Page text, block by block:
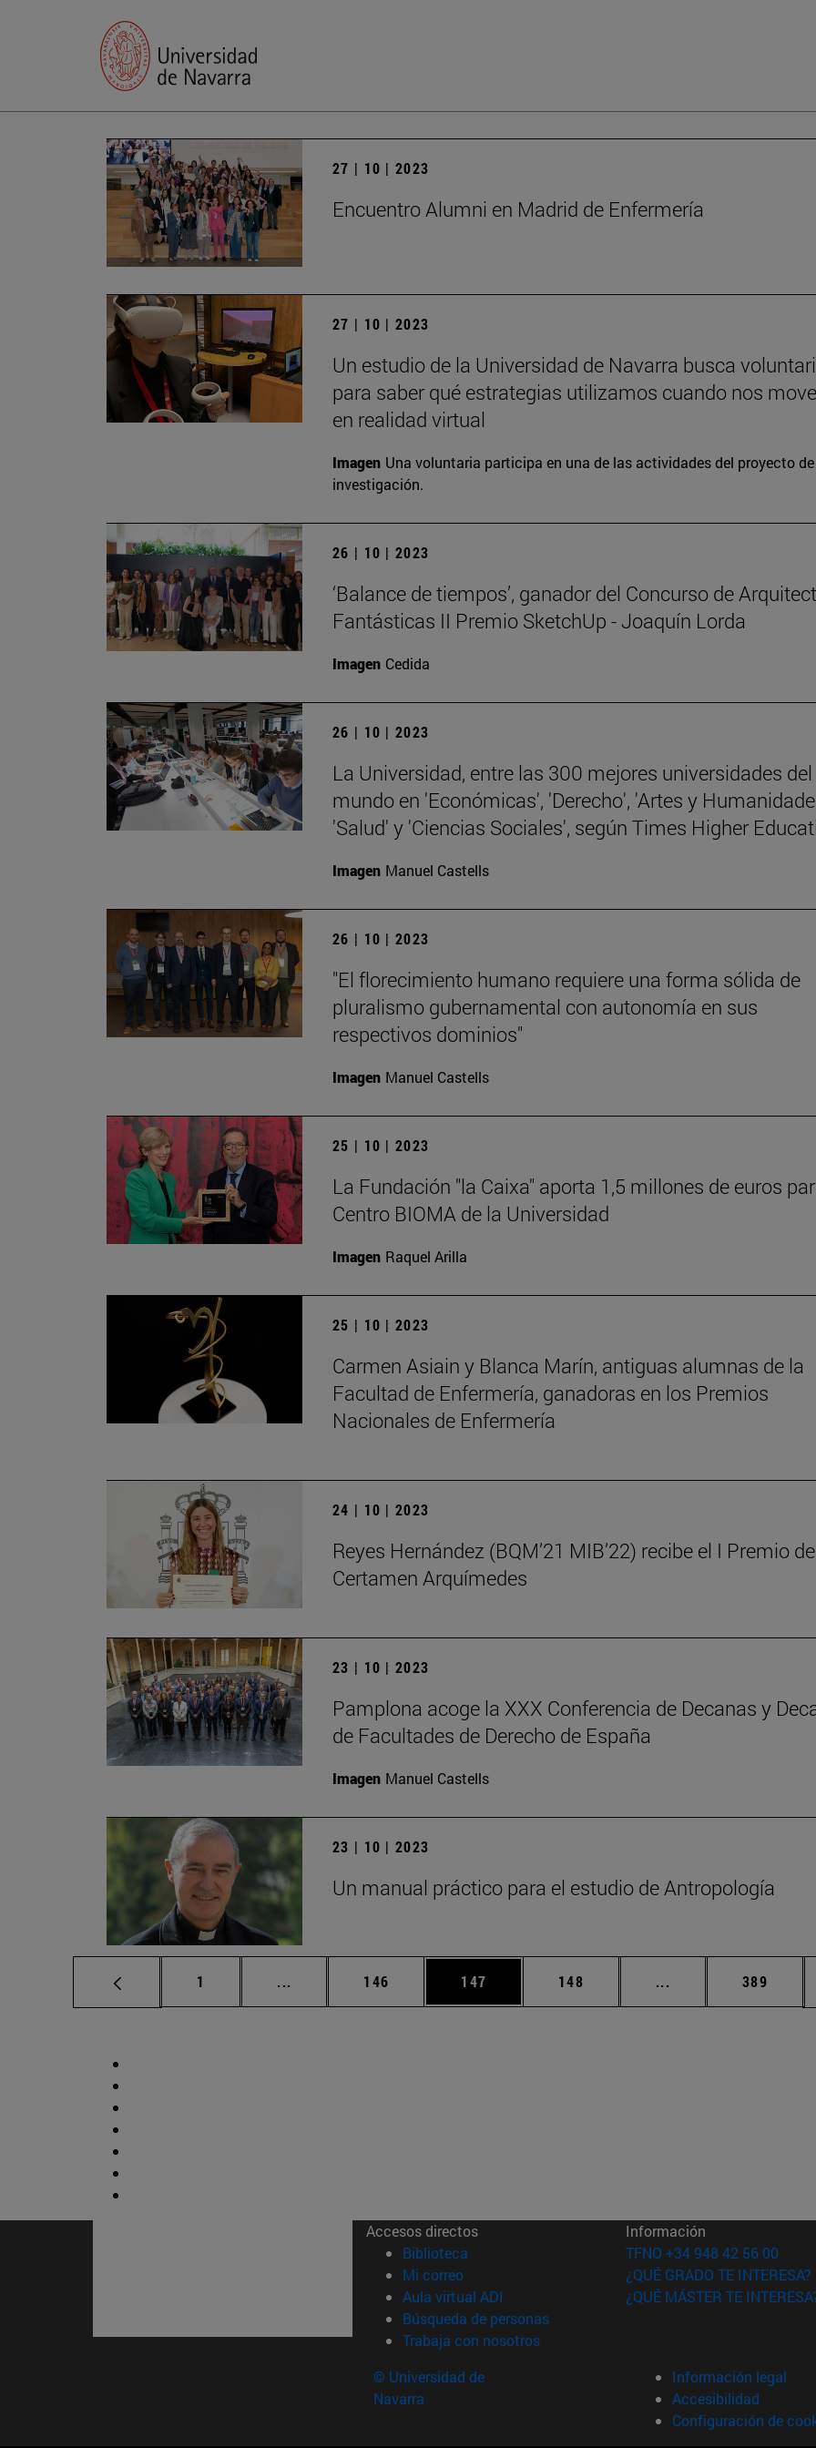
27 | 10 | 2023
Encuentro Alumni en Madrid de Enfermería
27 | 10 | 2023
Un estudio de la Universidad de Navarra busca
para saber qué estrategias utilizamos cuando nos
en realidad virtual
Imagen Una voluntaria participa en una de las actividades del proyecto de
investigación.
26 | 10 | 2023
‘Balance de tiempos’, ganador del Concurso de
Fantásticas II Premio SketchUp - Joaquín Lorda
Imagen Cedida
26 | 10 | 2023
La Universidad, entre las 300 mejores universidades del
mundo en 'Económicas', 'Derecho', 'Artes y
'Salud' y 'Ciencias Sociales', según Times Higher
Imagen Manuel Castells
26 | 10 | 2023
"El florecimiento humano requiere una forma sólida de
pluralismo gubernamental con autonomía en sus
respectivos dominios"
Imagen Manuel Castells
25 | 10 | 2023
La Fundación "la Caixa" aporta 1,5 millones de euros
Centro BIOMA de la Universidad
Imagen Raquel Arilla
25 | 10 | 2023
Carmen Asiain y Blanca Marín, antiguas alumnas de la
Facultad de Enfermería, ganadoras en los Premios
Nacionales de Enfermería
24 | 10 | 2023
Reyes Hernández (BQM’21 MIB’22) recibe el I Premio
Certamen Arquímedes
23 | 10 | 2023
Pamplona acoge la XXX Conferencia de Decanas y
de Facultades de Derecho de España
Imagen Manuel Castells
23 | 10 | 2023
Un manual práctico para el estudio de Antropología
Página
1 ... Páginas intermedias Use TAB para desplazarse.
Página
146 Página
147 Página
148 ... Páginas Página
389
Accesos directos
Biblioteca (abre en nueva ventana)
Mi correo(abre en nueva ventana)
Aula virtual ADI (abre en nueva ventana)
Búsqueda de personas(abre en nueva ventana)
Trabaja con nosotros(abre en nueva ventana)
Información
TFNO +34 948 42 56 00
¿QUÉ GRADO TE INTERESA?
¿QUÉ MÁSTER TE
© Universidad de
Navarra
Información legal
Accesibilidad
Configuración de